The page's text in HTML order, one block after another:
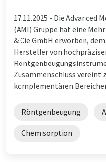
17.11.2025 - Die Advanced
(AMI) Gruppe hat eine
& Cie GmbH erworben,
Hersteller von
Zusammenschluss vereint
komplementären
Röntgenbeugung
Chemisorption